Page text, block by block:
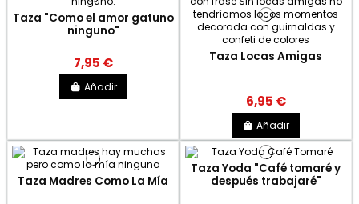
Taza "Como el amor gatuno
ninguno"
7,95 €
Añadir
Taza Locas Amigas
6,95 €
Añadir
Taza Madres Como La Mía
Taza Yoda "Café tomaré y
después trabajaré"